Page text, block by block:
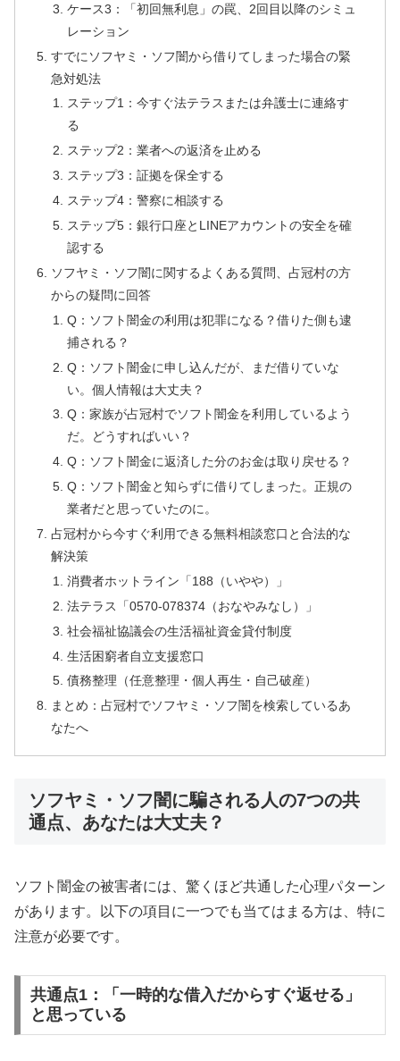
ケース3：「初回無利息」の罠、2回目以降のシミュ
レーション
すでにソフヤミ・ソフ闇から借りてしまった場合の緊
急対処法
ステップ1：今すぐ法テラスまたは弁護士に連絡す
る
ステップ2：業者への返済を止める
ステップ3：証拠を保全する
ステップ4：警察に相談する
ステップ5：銀行口座とLINEアカウントの安全を確
認する
ソフヤミ・ソフ闇に関するよくある質問、占冠村の方
からの疑問に回答
Q：ソフト闇金の利用は犯罪になる？借りた側も逮
捕される？
Q：ソフト闇金に申し込んだが、まだ借りていな
い。個人情報は大丈夫？
Q：家族が占冠村でソフト闇金を利用しているよう
だ。どうすればいい？
Q：ソフト闇金に返済した分のお金は取り戻せる？
Q：ソフト闇金と知らずに借りてしまった。正規の
業者だと思っていたのに。
占冠村から今すぐ利用できる無料相談窓口と合法的な
解決策
消費者ホットライン「188（いやや）」
法テラス「0570-078374（おなやみなし）」
社会福祉協議会の生活福祉資金貸付制度
生活困窮者自立支援窓口
債務整理（任意整理・個人再生・自己破産）
まとめ：占冠村でソフヤミ・ソフ闇を検索しているあ
なたへ
ソフヤミ・ソフ闇に騙される人の7つの共
通点、あなたは大丈夫？
ソフト闇金の被害者には、驚くほど共通した心理パターン
があります。以下の項目に一つでも当てはまる方は、特に
注意が必要です。
共通点1：「一時的な借入だからすぐ返せる」
と思っている